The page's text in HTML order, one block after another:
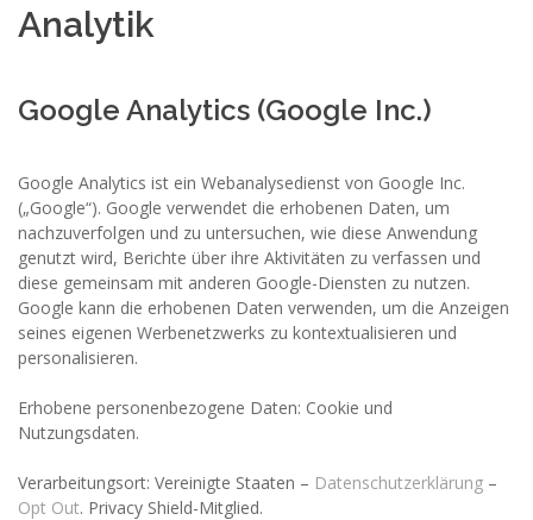
Analytik
Google Analytics (Google Inc.)
Google Analytics ist ein Webanalysedienst von Google Inc.
(„Google“). Google verwendet die erhobenen Daten, um
nachzuverfolgen und zu untersuchen, wie diese Anwendung
genutzt wird, Berichte über ihre Aktivitäten zu verfassen und
diese gemeinsam mit anderen Google-Diensten zu nutzen.
Google kann die erhobenen Daten verwenden, um die Anzeigen
seines eigenen Werbenetzwerks zu kontextualisieren und
personalisieren.
Erhobene personenbezogene Daten: Cookie und
Nutzungsdaten.
Verarbeitungsort: Vereinigte Staaten – Datenschutzerklärung –
Opt Out. Privacy Shield-Mitglied.